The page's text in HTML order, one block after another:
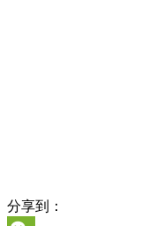
分享到：